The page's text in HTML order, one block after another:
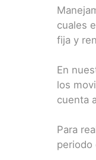
cuales
fija y
En
los
cuenta
Para
periodo